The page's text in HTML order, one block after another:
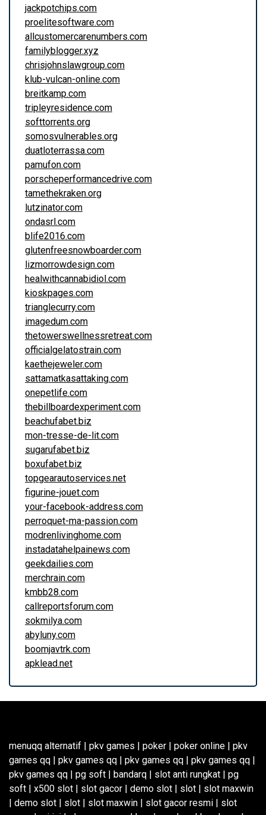
jackpotchips.com
proelitesoftware.com
allcustomercarenumbers.com
familyblogger.xyz
chrisjohnslawgroup.com
klub-vulcan-online.com
breitkamp.com
tripleyresidence.com
softtorrents.org
somosvulnerables.org
duatloterrassa.com
pamufon.com
porscheperformancedrive.com
tamethekraken.org
lutzinator.com
ondasrl.com
blife2016.com
glutenfreesnowboarder.com
lizmorrowdesign.com
healwithcannabidiol.com
kioskpages.com
trianglecurry.com
imagedum.com
thetowerswellnessretreat.com
officialgelatostrain.com
kaethejeweler.com
sattamatkasattaking.com
onepetlife.com
thebillboardexperiment.com
beachufabet.biz
mon-tresse-de-lit.com
sugarufabet.biz
boxufabet.biz
topgearautoservices.net
figurine-jouet.com
your-facebook-address.com
perroquet-ma-passion.com
modrenlivinghome.com
instadatahelpainews.com
geekdailies.com
merchrain.com
kmbb28.com
callreportsforum.com
sokmilya.com
abyluny.com
boomjavtrk.com
apklead.net
menuqq alternatif | pkv games | poker | poker online | pkv
games qq | pkv games qq | pkv games qq | pkv games qq |
pkv games qq | pg soft | bandarq | slot anti rungkat | pg
soft | x500 slot | slot gacor | demo slot | slot | slot maxwin
| demo slot | slot | slot maxwin | slot gacor resmi | slot